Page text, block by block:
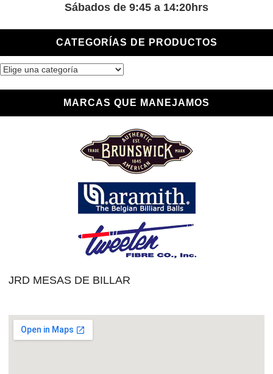
Sábados de 9:45 a 14:20hrs
CATEGORÍAS DE PRODUCTOS
MARCAS QUE MANEJAMOS
JRD MESAS DE BILLAR